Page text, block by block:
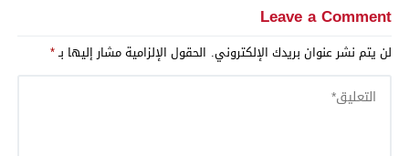
Leave a Comment
لن يتم نشر عنوان بريدك الإلكتروني. الحقول الإلزامية مشار إليها بـ*